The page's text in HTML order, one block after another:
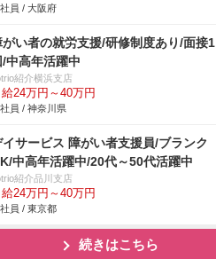
員 / 大阪府
がい者の就労支援/研修制度あり/面接1
/中高年活躍中
紹介横浜支店
給24万円～40万円
員 / 神奈川県
イサービス 障がい者支援員/ブランク
中高年活躍中/20代～50代活躍中
紹介品川支店
給24万円～40万円
員 / 東京都
続きはこちら